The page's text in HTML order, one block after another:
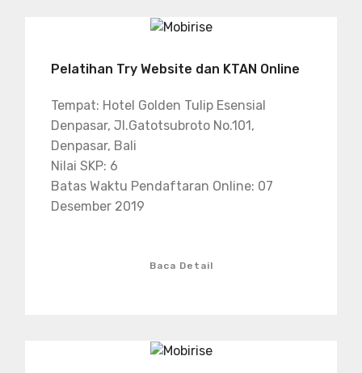
Pelatihan Try Website dan KTAN Online
Tempat: Hotel Golden Tulip Esensial
Denpasar, Jl.Gatotsubroto No.101,
Denpasar, Bali
Nilai SKP: 6
Batas Waktu Pendaftaran Online: 07
Desember 2019
Baca Detail